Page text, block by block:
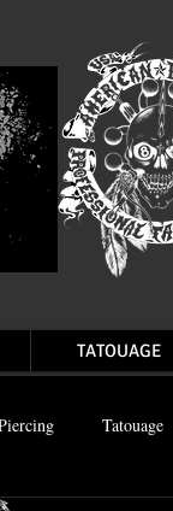
TATOUAGE
Tatouage